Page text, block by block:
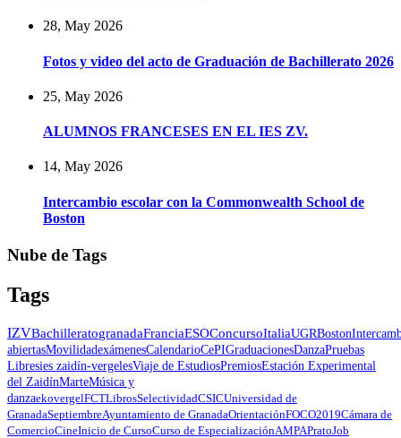
28, May 2026
Fotos y video del acto de Graduación de Bachillerato 2026
25, May 2026
ALUMNOS FRANCESES EN EL IES ZV.
14, May 2026
Intercambio escolar con la Commonwealth School de
Boston
Nube de Tags
Tags
IZVBachilleratogranadaFranciaESOConcursoItaliaUGRBoston
abiertasMovilidadexámenesCalendarioCePIGraduacionesDanzaPruebas
Libresies zaidín-vergelesViaje de EstudiosPremiosEstación Experimental
del ZaidínMarteMúsica y
danzaekovergelFCTLibrosSelectividadCSICUniversidad de
GranadaSeptiembreAyuntamiento de GranadaOrientaciónFOCO2019Cámara de
ComercioCineInicio de CursoCurso de EspecializaciónAMPAPratoJob